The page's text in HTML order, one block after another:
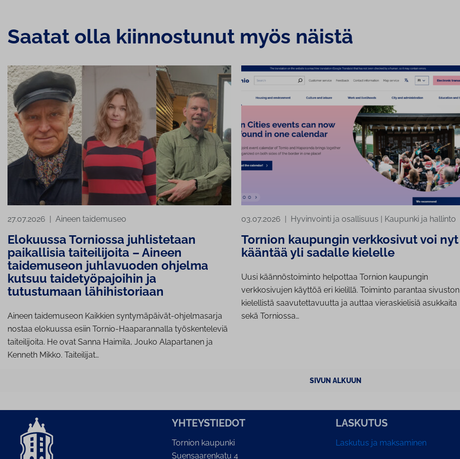
Saatat olla kiinnostunut myös näistä
27.07.2026 Aineen taidemuseo
Elokuussa Torniossa juhlistetaan
paikallisia taiteilijoita – Aineen
taidemuseon juhlavuoden ohjelma
kutsuu taidetyöpajoihin ja
tutustumaan lähihistoriaan
Aineen taidemuseon Kaikkien syntymäpäivät-ohjelmasarja
nostaa elokuussa esiin Tornio-Haaparannalla työskenteleviä
taiteilijoita. He ovat Sanna Haimila, Jouko Alapartanen ja
Kenneth Mikko. Taiteilijat…
03.07.2026 Hyvinvointi ja osallisuus Kaupunki ja hallinto
Tornion kaupungin verkkosivut voi nyt
kääntää yli sadalle kielelle
Uusi käännöstoiminto helpottaa Tornion kaupungin
verkkosivujen käyttöä eri kielillä. Toiminto parantaa sivuston
kielellistä saavutettavuutta ja auttaa vieraskielisiä asukkaita
sekä Torniossa…
SIVUN ALKUUN
YH­TEYS­TIE­DOT
Tornion kaupunki
Suensaarenkatu 4
LASKUTUS
Laskutus ja maksaminen